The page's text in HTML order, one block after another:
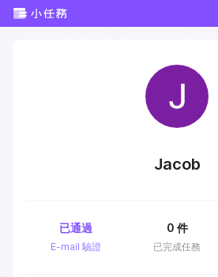
Jacob
E-mail 驗證
已通過
已完成任務
0 件